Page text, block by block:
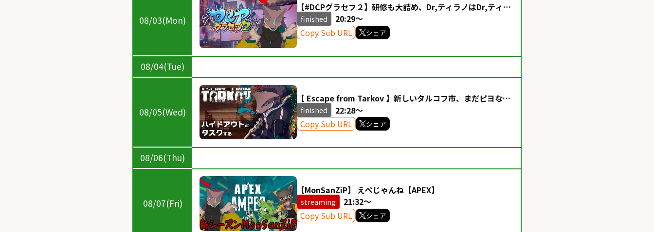
08/03(Mon)
【#DCPグラセフ２】研修も大詰め、Dr,ティラノはDr,ティラ
ノたるのか【#8】
finished
20:29～
Copy Sub URL
シェア
08/04(Tue)
08/05(Wed)
【 Escape from Tarkov 】新しいタルコフ市、まだピヨな私
【PvP】
finished
22:28～
Copy Sub URL
シェア
08/06(Thu)
08/07(Fri)
【MonSanZiP】 えぺじゃんね【APEX】
streaming
21:32～
Copy Sub URL
シェア